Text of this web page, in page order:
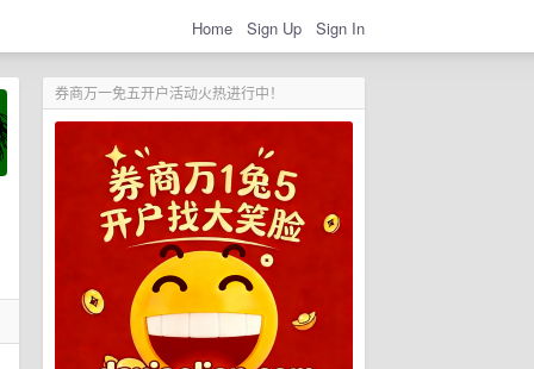
Home Sign Up Sign In
券商万一免五开户活动火热进行中！